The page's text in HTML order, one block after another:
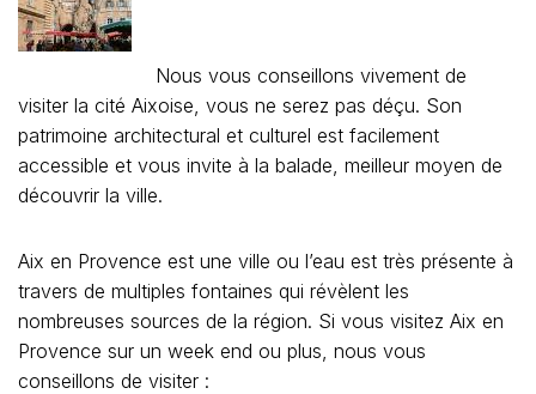
Nous vous conseillons vivement de
visiter la cité Aixoise, vous ne serez pas déçu. Son
patrimoine architectural et culturel est facilement
accessible et vous invite à la balade, meilleur moyen de
découvrir la ville.
Aix en Provence est une ville ou l’eau est très présente à
travers de multiples fontaines qui révèlent les
nombreuses sources de la région. Si vous visitez Aix en
Provence sur un week end ou plus, nous vous
conseillons de visiter :